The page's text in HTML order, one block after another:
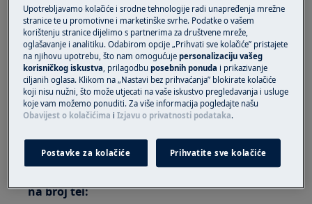
ugradbena pećnica
samostojeći štednjak
Rješenje
1. Provjerite je li uređaj pravilno spojen na
napajanje.
da pozovete ovlaštenog instalatera.
na broj tel:
Upotrebljavamo kolačiće i srodne tehnologije radi unapređenja mrežne
stranice te u promotivne i marketinške svrhe. Podatke o vašem
korištenju stranice dijelimo s partnerima za društvene mreže,
oglašavanje i analitiku. Odabirom opcije „Prihvati sve kolačiće” pristajete
na njihovu upotrebu, što nam omogućujepersonalizaciju vašeg
korisničkog iskustva , prilagodbuposebnih ponuda i prikazivanje
ciljanih oglasa. Klikom na „Nastavi bez prihvaćanja” blokirate kolačiće
koji nisu nužni, što može utjecati na vaše iskustvo pregledavanja i usluge
koje vam možemo ponuditi. Za više informacija pogledajte našu
Obavijest o kolačićima iIzjavu o privatnosti podataka.
Postavke za kolačiće Prihvatite sve kolačiće